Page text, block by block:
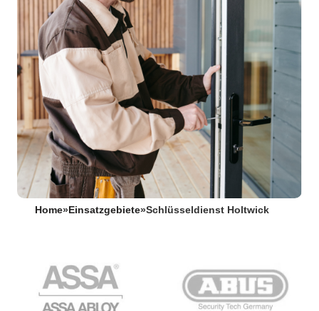
Home» Einsatzgebiete»Schlüsseldienst Holtwick